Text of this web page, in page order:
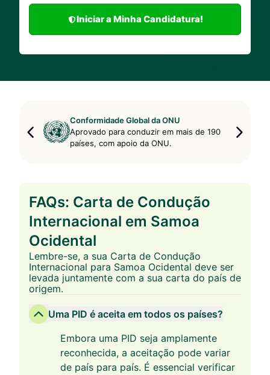
Iniciar a Minha Candidatura!
Conformidade Global da ONU
Aprovado para conduzir em mais de 190
países, com apoio da ONU.
FAQs: Carta de Condução
Internacional em Samoa
Ocidental
Lembre-se, a sua Carta de Condução
Internacional para Samoa Ocidental deve ser
levada juntamente com a sua carta do país de
origem.
Uma PID é aceita em todos os países?
Embora uma PID seja amplamente
reconhecida, a aceitação pode variar
de país para país. É essencial verificar